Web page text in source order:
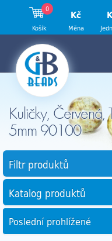
Kuličky,
5mm 90100
Filtr produktů
Katalog produktů
Poslední prohlížené
0
Košík
Kč
Měna